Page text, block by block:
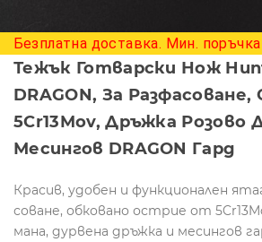
Безплатна доставка. Мин.
Тежък Готварски Нож
DRAGON, За
5Cr13Mov, Дръжка Розово
Месингов DRAGON Гард
Красив, удобен и функционален
соване, обковано острие от
мана, дурвена дръжка и месингов